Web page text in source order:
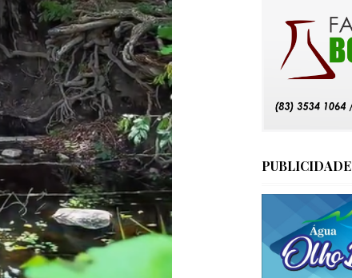
PUBLICIDADE